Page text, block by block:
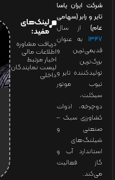
شرکت ایران یاسا
تایر و رابر (سهامی
عام) از سال
۱۳۴۷ به عنوان
قدیمی‌ترین و
بزرگ‌ترین
تولیدکننده تایر و
تیوب موتور
سیکلت،
دوچرخه، ادوات
کشاورزی سبک –
صنعتی و
شیلنگ‌های
استاندارد آب و
گاز فعالیت
می‌کند.
لینک‌های
مفید:
دریافت مشاوره
اطلاعات مالی
اخبار مرتبط
لیست نمایندگان
داخلی